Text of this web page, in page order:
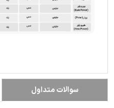
سوالات متداول